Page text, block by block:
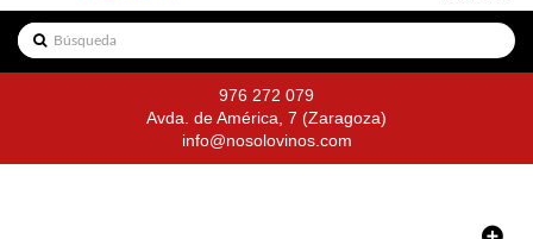
976 272 079
Avda. de América, 7 (Zaragoza)
info@nosolovinos.com